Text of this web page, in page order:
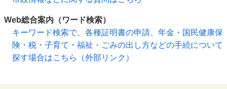
Web総合案内（ワード検索）
キーワード検索で、各種証明書の申請、年金・国民健康保
険・税・子育て・福祉・ごみの出し方などの手続について
探す場合はこちら（外部リンク）